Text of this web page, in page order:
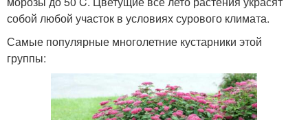
собой любой участок в условиях сурового климата.
Самые популярные многолетние кустарники этой
группы: